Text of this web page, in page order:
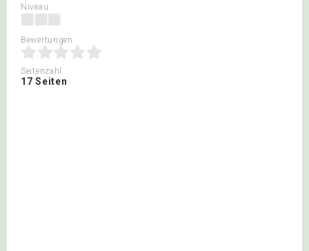
Niveau
Bewertungen
Seitenzahl
17 Seiten